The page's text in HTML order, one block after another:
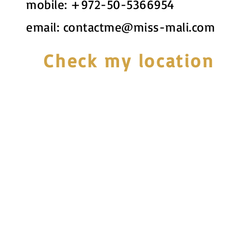
mobile: +972-50-5366954
email: contactme@miss-mali.com
Check my location